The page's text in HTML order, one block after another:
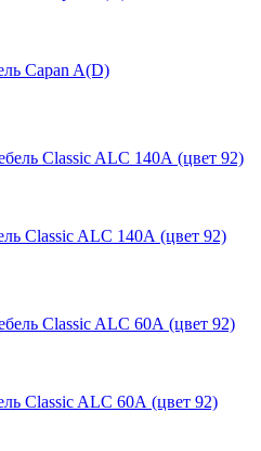
Capan A(D)
Classic ALC 140А (цвет 92)
Classic ALC 60А (цвет 92)